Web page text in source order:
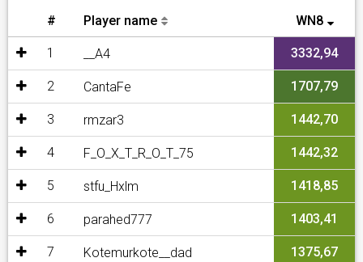
# Player name WN8
1 __A4 3332,94
2 CantaFe 1707,79
3 rmzar3 1442,70
4 F_O_X_T_R_O_T_75 1442,32
5 stfu_Hxlm 1418,85
6 parahed777 1403,41
7 Kotemurkote__dad 1375,67